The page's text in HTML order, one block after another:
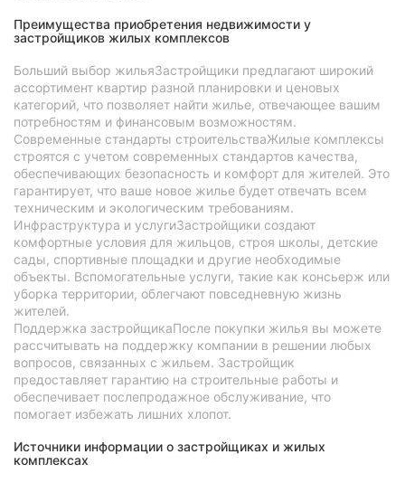
Преимущества приобретения недвижимости у
застройщиков жилых комплексов
Больший выбор жильяЗастройщики предлагают широкий
ассортимент квартир разной планировки и ценовых
категорий, что позволяет найти жилье, отвечающее вашим
потребностям и финансовым возможностям.
Современные стандарты строительстваЖилые комплексы
строятся с учетом современных стандартов качества,
обеспечивающих безопасность и комфорт для жителей. Это
гарантирует, что ваше новое жилье будет отвечать всем
техническим и экологическим требованиям.
Инфраструктура и услугиЗастройщики создают
комфортные условия для жильцов, строя школы, детские
сады, спортивные площадки и другие необходимые
объекты. Вспомогательные услуги, такие как консьерж или
уборка территории, облегчают повседневную жизнь
жителей.
Поддержка застройщикаПосле покупки жилья вы можете
рассчитывать на поддержку компании в решении любых
вопросов, связанных с жильем. Застройщик
предоставляет гарантию на строительные работы и
обеспечивает послепродажное обслуживание, что
помогает избежать лишних хлопот.
Источники информации о застройщиках и жилых
комплексах